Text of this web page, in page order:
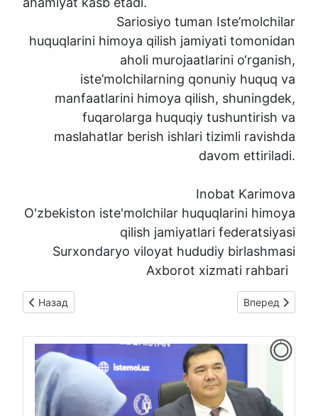
Sariosiyo tuman Iste’molchilar
huquqlarini himoya qilish jamiyati tomonidan
aholi murojaatlarini o‘rganish,
iste’molchilarning qonuniy huquq va
manfaatlarini himoya qilish, shuningdek,
fuqarolarga huquqiy tushuntirish va
maslahatlar berish ishlari tizimli ravishda
davom ettiriladi.
Inobat Karimova
O'zbekiston iste'molchilar huquqlarini himoya
qilish jamiyatlari federatsiyasi
Surxondaryo viloyat hududiy birlashmasi
Axborot xizmati rahbari
Предыдущий: ⚡️ Shifokorlar va klinikalarning "shapkasi"
Назад Следующий:
Вперед